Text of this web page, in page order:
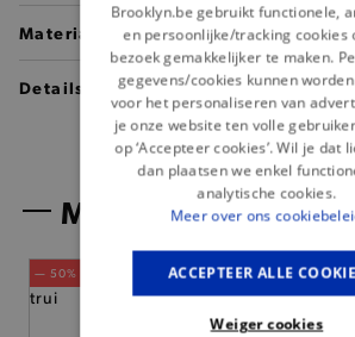
Materiaal
Details
Misschien is dit iets
— 50% * — Nieuw
Brooklyn.be gebruikt functionele,
en persoonlijke/tracking cookies
bezoek gemakkelijker te maken.
gegevens/cookies kunnen
voor het personaliseren van
je onze website ten volle
op ‘Accepteer cookies’. Wil je dat
dan plaatsen we enkel
analytische cookies.
Meer over ons
ACCEPTEER ALLE
Weiger cookies